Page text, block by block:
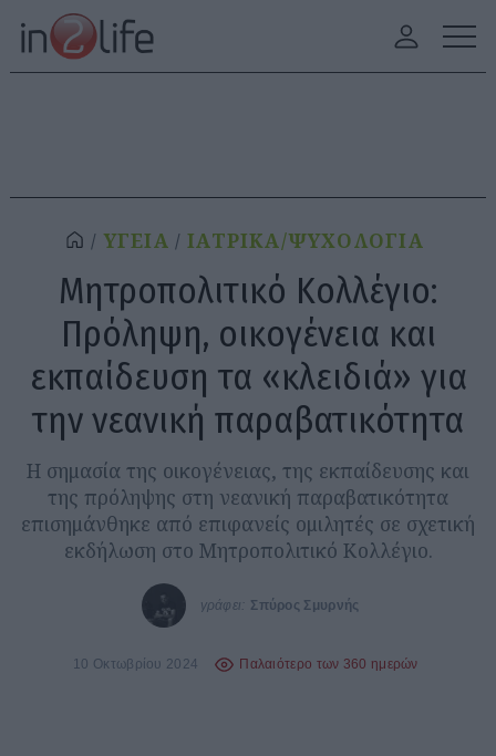
ΥΓΕΙΑ ΙΑΤΡΙΚΑ/ΨΥΧΟΛΟΓΙΑ
Μητροπολιτικό Κολλέγιο:
Πρόληψη, οικογένεια και
εκπαίδευση τα «κλειδιά» για
την νεανική παραβατικότητα
Η σημασία της οικογένειας, της εκπαίδευσης και
της πρόληψης στη νεανική παραβατικότητα
επισημάνθηκε από επιφανείς ομιλητές σε σχετική
εκδήλωση στο Μητροπολιτικό Κολλέγιο.
γράφει: Σπύρος Σμυρνής
10 Οκτωβρίου 2024 Παλαιότερο των 360 ημερών